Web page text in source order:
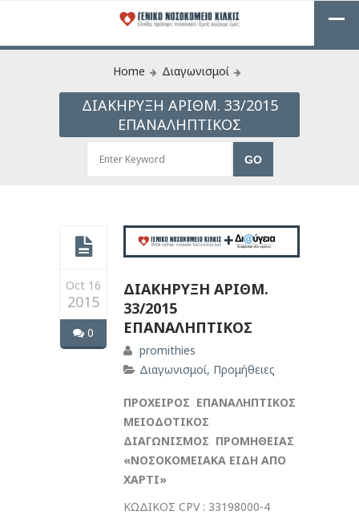
Home Διαγωνισμοί
ΔIΑΚΗΡΥΞΗ ΑΡIΘΜ. 33/2015
ΕΠΑΝΑΛΗΠΤΙΚΟΣ
Oct 16
2015
0
ΔIΑΚΗΡΥΞΗ ΑΡIΘΜ.
33/2015
ΕΠΑΝΑΛΗΠΤΙΚΟΣ
promithies
Διαγωνισμοί, Προμήθειες
ΠΡΟΧΕΙΡΟΣ ΕΠΑΝΑΛΗΠΤΙΚΟΣ
ΜΕΙΟΔΟΤΙΚΟΣ
ΔΙΑΓΩΝΙΣΜΟΣ ΠΡΟΜΗΘΕΙΑΣ
«ΝΟΣΟΚΟΜΕΙΑΚΑ ΕΙΔΗ ΑΠΟ
ΧΑΡΤΙ»
ΚΩΔΙΚΟΣ CPV : 33198000-4